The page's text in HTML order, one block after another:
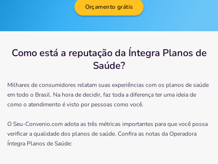
Orçamento grátis
Como está a reputação da Íntegra Planos de
Saúde?
Milhares de consumidores relatam suas experiências com os planos de saúde
em todo o Brasil. Na hora de decidir, faz toda a diferença ter uma ideia de
como o atendimento é visto por pessoas como você.
O Seu-Convenio.com adota as três métricas importantes para que você possa
verificar a qualidade dos planos de saúde. Confira as notas da Operadora
Íntegra Planos de Saúde: